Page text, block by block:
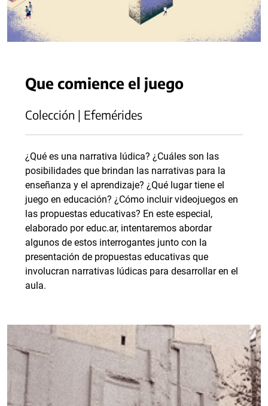
Que comience el juego
Colección | Efemérides
¿Qué es una narrativa lúdica? ¿Cuáles son las
posibilidades que brindan las narrativas para la
enseñanza y el aprendizaje? ¿Qué lugar tiene el
juego en educación? ¿Cómo incluir videojuegos en
las propuestas educativas? En este especial,
elaborado por educ.ar, intentaremos abordar
algunos de estos interrogantes junto con la
presentación de propuestas educativas que
involucran narrativas lúdicas para desarrollar en el
aula.